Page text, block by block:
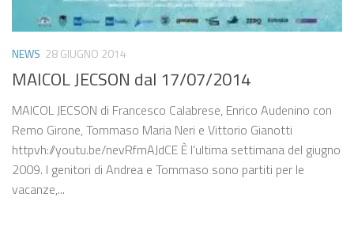
NEWS 28 GIUGNO 2014
MAICOL JECSON dal 17/07/2014
MAICOL JECSON di Francesco Calabrese, Enrico Audenino con
Remo Girone, Tommaso Maria Neri e Vittorio Gianotti
httpvh://youtu.be/nevRfmAJdCE È l’ultima settimana del giugno
2009. I genitori di Andrea e Tommaso sono partiti per le
vacanze,...